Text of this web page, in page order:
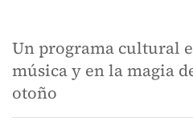
Un programa cultural
música y en la magia
otoño